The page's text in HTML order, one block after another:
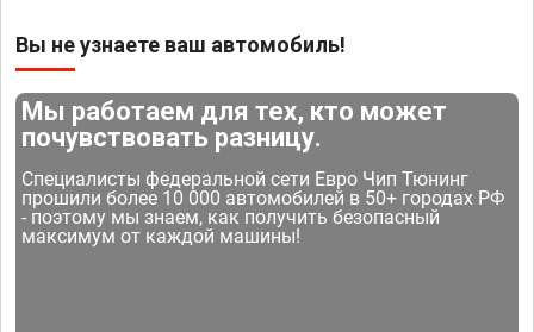
Вы не узнаете ваш автомобиль!
Мы работаем для тех, кто может
почувствовать разницу.
Специалисты федеральной сети Евро Чип Тюнинг
прошили более 10 000 автомобилей в 50+ городах РФ
- поэтому мы знаем, как получить безопасный
максимум от каждой машины!